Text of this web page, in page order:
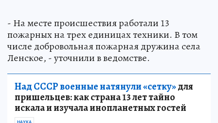
- На месте происшествия работали 13
пожарных на трех единицах техники. В том
числе добровольная пожарная дружина села
Ленское, - уточнили в ведомстве.
Над СССР военные натянули «сетку»для
пришельцев: как страна 13 лет тайно
искала и изучала инопланетных гостей
НАУКА